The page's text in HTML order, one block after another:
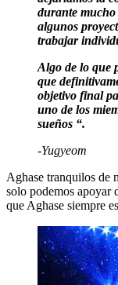
durante mucho
algunos
trabajar
Algo de lo que
que
objetivo final
uno de los
sueños “.
-Yugyeom
Aghase tranquilos de
solo podemos apoyar
que Aghase siempre